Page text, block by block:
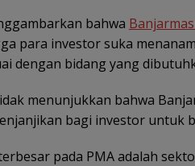
bahwa
para investor suka
dengan bidang yang
menunjukkan bahwa
bagi investor untuk
pada PMA adalah